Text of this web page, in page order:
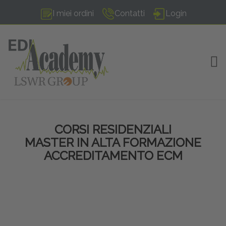
I miei ordini Contatti Login
CORSI RESIDENZIALI
MASTER IN ALTA FORMAZIONE
ACCREDITAMENTO ECM